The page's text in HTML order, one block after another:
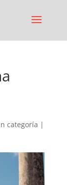
categoría |